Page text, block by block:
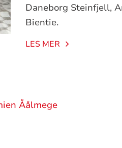
Daneborg Steinfjell,
Bientie.
LES MER
Åålmege